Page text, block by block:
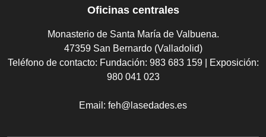
Oficinas centrales
Monasterio de Santa María de Valbuena.
47359 San Bernardo (Valladolid)
Teléfono de contacto: Fundación: 983 683 159 | Exposición:
980 041 023
Email: feh@lasedades.es